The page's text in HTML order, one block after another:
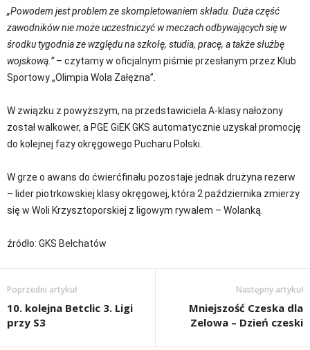
„Powodem jest problem ze skompletowaniem składu. Duża część
zawodników nie może uczestniczyć w meczach odbywających się w
środku tygodnia ze względu na szkołę, studia, pracę, a także służbę
wojskową.”– czytamy w oficjalnym piśmie przesłanym przez Klub
Sportowy „Olimpia Wola Załężna”.
W związku z powyższym, na przedstawiciela A-klasy nałożony
został walkower, a PGE GiEK GKS automatycznie uzyskał promocję
do kolejnej fazy okręgowego Pucharu Polski.
W grze o awans do ćwierćfinału pozostaje jednak drużyna rezerw
– lider piotrkowskiej klasy okręgowej, która 2 października zmierzy
się w Woli Krzysztoporskiej z ligowym rywalem – Wolanką.
źródło: GKS Bełchatów
Poprzedni artykuł
10. kolejna Betclic 3. Ligi
przy S3
Następny artykuł
Mniejszość Czeska dla
Zelowa – Dzień czeski